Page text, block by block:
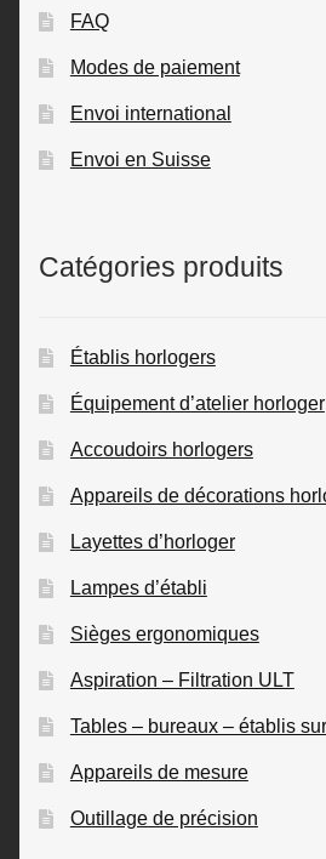
FAQ
Modes de paiement
Envoi international
Envoi en Suisse
Catégories produits
Établis horlogers
Équipement d’atelier horloger
Accoudoirs horlogers
Appareils de décorations
Layettes d’horloger
Lampes d’établi
Sièges ergonomiques
Aspiration – Filtration ULT
Tables – bureaux – établis
Appareils de mesure
Outillage de précision